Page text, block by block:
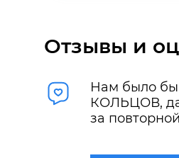
Отзывы и
Нам было бы
КОЛЬЦОВ, да
за